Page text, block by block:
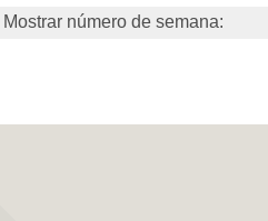
Mostrar número de semana: